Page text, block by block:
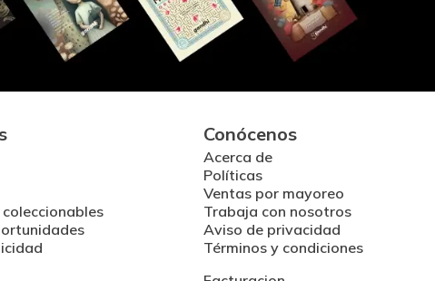
Conócenos
Acerca de
Políticas
Ventas por mayoreo
Trabaja con nosotros
Aviso de privacidad
Términos y condiciones